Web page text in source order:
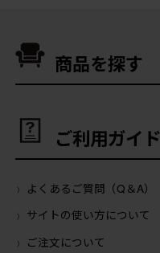
商品を探す
ご利用ガイド
よくあるご質問（Q＆A）
サイトの使い方について
ご注文について